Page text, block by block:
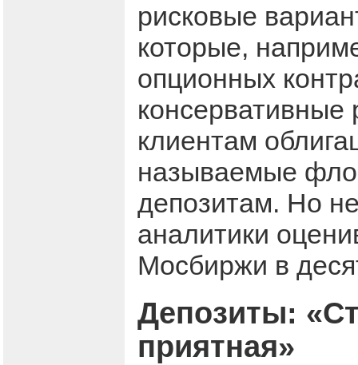
рисковые
которые,
опционных
клиентам
называемые
депозитам. Но
аналитики
Мосбиржи в
Депозиты:
приятная»